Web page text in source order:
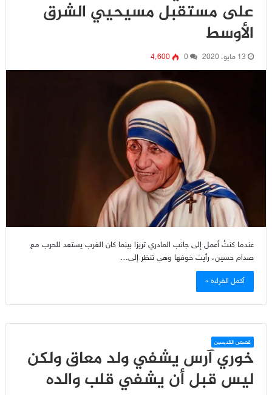
على مستقبل مسيحيي الشرق
الأوسط
13 مايو، 2020 0 4٬600
عندما كنتُ أعمل إلى جانب المادري تريزا بينما كان الغرب يستعد للحرب مع
صدام حسين، رأيت خوفها وهي تنظر إلى…
أكمل القراءة »
قصص القديسين
خوري آرس يشفي ولد معاق ولكن
ليس قبل أن يشفي قلب والده